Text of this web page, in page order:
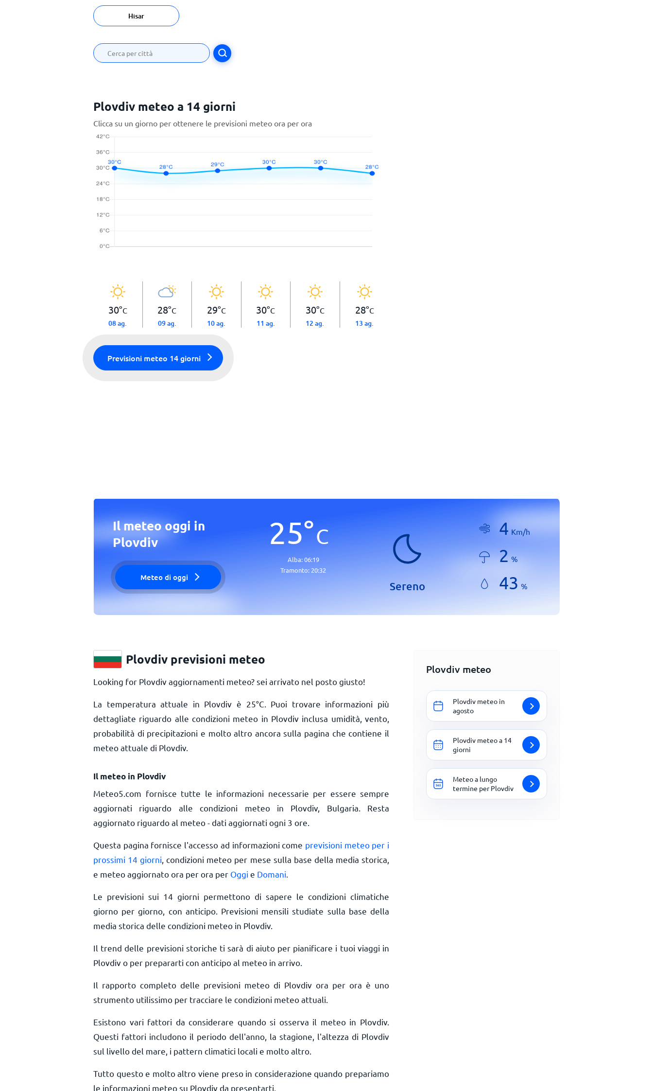
Hisar
Plovdiv meteo a 14 giorni
Clicca su un giorno per ottenere le previsioni meteo ora per ora
30°C
08 ag.
28°C
09 ag.
29°C
10 ag.
30°C
11 ag.
30°C
12 ag.
28°C
13 ag.
Previsioni meteo 14 giorni
Il meteo oggi in
Plovdiv
Meteo di oggi
25°C
Alba:06:19
Tramonto: 20:32
Sereno
4 Km/h
2 %
43 %
Plovdiv previsioni meteo
Looking for Plovdiv aggiornamenti meteo? sei arrivato nel posto giusto!
La temperatura attuale in Plovdiv è 25°C . Puoi trovare informazioni più
dettagliate riguardo alle condizioni meteo in Plovdiv inclusa umidità, vento,
probabilità di precipitazioni e molto altro ancora sulla pagina che contiene il
meteo attuale di Plovdiv.
Il meteo in Plovdiv
Meteo5.com fornisce tutte le informazioni necessarie per essere sempre
aggiornati riguardo alle condizioni meteo in Plovdiv, Bulgaria. Resta
aggiornato riguardo al meteo - dati aggiornati ogni 3 ore.
Questa pagina fornisce l'accesso ad informazioni come previsioni meteo per i
prossimi 14 giorni , condizioni meteo per mese sulla base della media storica,
e meteo aggiornato ora per ora per Oggi e Domani
Le previsioni sui 14 giorni permettono di sapere le condizioni climatiche
giorno per giorno, con anticipo. Previsioni mensili studiate sulla base della
media storica delle condizioni meteo in Plovdiv.
Il trend delle previsioni storiche ti sarà di aiuto per pianificare i tuoi viaggi in
Plovdiv o per prepararti con anticipo al meteo in arrivo.
Il rapporto completo delle previsioni meteo di Plovdiv ora per ora è uno
strumento utilissimo per tracciare le condizioni meteo attuali.
Esistono vari fattori da considerare quando si osserva il meteo in Plovdiv.
Questi fattori includono il periodo dell'anno, la stagione, l'altezza di Plovdiv
sul livello del mare, i pattern climatici locali e molto altro.
Tutto questo e molto altro viene preso in considerazione quando prepariamo
le informazioni meteo su Plovdiv da presentarti.
Plovdiv meteo
Plovdiv meteo in
agosto
Plovdiv meteo a 14
giorni
Meteo a lungo
termine per Plovdiv